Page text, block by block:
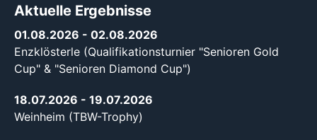
Aktuelle Ergebnisse
01.08.2026 - 02.08.2026
Enzklösterle (Qualifikationsturnier "Senioren Gold
Cup" & "Senioren Diamond Cup")
18.07.2026 - 19.07.2026
Weinheim (TBW-Trophy)